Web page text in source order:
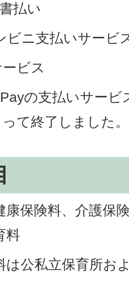
払い
ビニ支払いサービ
ビス
の支払いサービ
て終了しました。
康保険料、介護保
料
は公私立保育所お